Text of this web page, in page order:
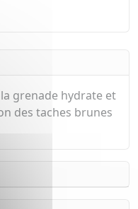
grenade hydrate et
des taches brunes